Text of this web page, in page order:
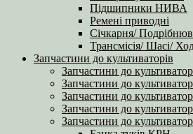
Підшипники НИВА
Ремені приводні
Січкарня/
Трансмісія/ Шасі/
Запчастини до культиваторів
Запчастини до
Запчастини до
Запчастини до
Запчастини до
Запчастини до